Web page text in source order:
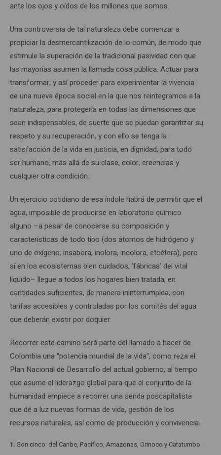
ante los ojos y oídos de los millones que somos.
Una controversia de tal naturaleza debe comenzar a
propiciar la desmercantilización de lo común, de modo que
estimule la superación de la tradicional pasividad con que
las mayorías asumen la llamada cosa pública. Actuar para
transformar, y así proceder para experimentar la vivencia
de una nueva época social en la que nos reintegramos a la
naturaleza, para protegerla en todas las dimensiones que
sean indispensables, de suerte que se puedan garantizar su
respeto y su recuperación, y con ello se tenga la
satisfacción de la vida en justicia, en dignidad, para todo
ser humano, más allá de su clase, color, creencias y
cualquier otra condición.
Un ejercicio cotidiano de esa índole habrá de permitir que el
agua, imposible de producirse en laboratorio químico
alguno –a pesar de conocerse su composición y
características de todo tipo (dos átomos de hidrógeno y
uno de oxígeno; insabora, inolora, incolora, etcétera), pero
sí en los ecosistemas bien cuidados, ‘fábricas’ del vital
líquido– llegue a todos los hogares bien tratada, en
cantidades suficientes, de manera ininterrumpida, con
tarifas accesibles y controladas por los comités del agua
que deberán existir por doquier.
Recorrer este camino será parte del llamado a hacer de
Colombia una “potencia mundial de la vida”, como reza el
Plan Nacional de Desarrollo del actual gobierno, al tiempo
que asume el liderazgo global para que el conjunto de la
humanidad empiece a recorrer una senda poscapitalista
que dé a luz nuevas formas de vida, gestión de los
recursos naturales, así como de producción y convivencia.
1. Son cinco: del Caribe, Pacífico, Amazonas, Orinoco y Catatumbo.